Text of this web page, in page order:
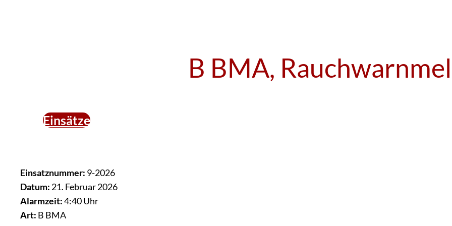
B BMA,
Einsätze
Einsatznummer: 9-2026
Datum: 21. Februar 2026
Alarmzeit:4:40 Uhr
Art: B BMA